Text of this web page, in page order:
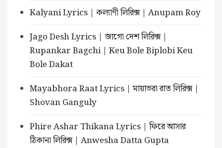
Kalyani Lyrics | কল্যাণী লিরিক্স | Anupam Roy
Jago Desh Lyrics | জাগো দেশ লিরিক্স |
Rupankar Bagchi | Keu Bole Biplobi Keu
Bole Dakat
Mayabhora Raat Lyrics | মায়াভরা রাত লিরিক্স |
Shovan Ganguly
Phire Ashar Thikana Lyrics | ফিরে আসার
ঠিকানা লিরিক্স | Anwesha Datta Gupta